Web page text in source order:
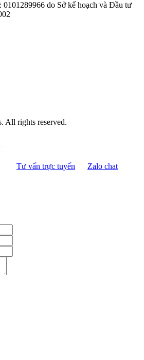
0101289966 do Sở kế hoạch và Đầu tư
All rights reserved.
Tư vấn trực tuyến Zalo chat